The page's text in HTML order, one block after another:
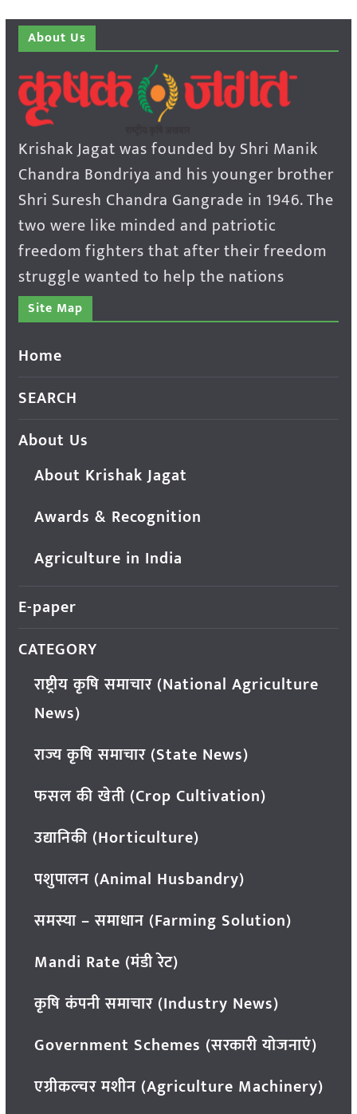
About Us
Krishak Jagat was founded by Shri Manik
Chandra Bondriya and his younger brother
Shri Suresh Chandra Gangrade in 1946. The
two were like minded and patriotic
freedom fighters that after their freedom
struggle wanted to help the nations
Site Map
Home
SEARCH
About Us
About Krishak Jagat
Awards & Recognition
Agriculture in India
E-paper
CATEGORY
राष्ट्रीय कृषि समाचार (National Agriculture
News)
राज्य कृषि समाचार (State News)
फसल की खेती (Crop Cultivation)
उद्यानिकी (Horticulture)
पशुपालन (Animal Husbandry)
समस्या – समाधान (Farming Solution)
Mandi Rate (मंडी रेट)
कृषि कंपनी समाचार (Industry News)
Government Schemes (सरकारी योजनाएं)
एग्रीकल्चर मशीन (Agriculture Machinery)